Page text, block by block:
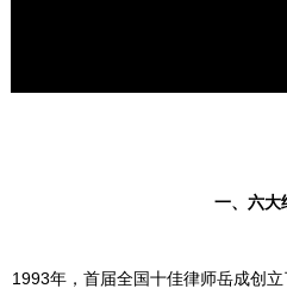
一、六大
1993年，首届全国十佳律师岳成创